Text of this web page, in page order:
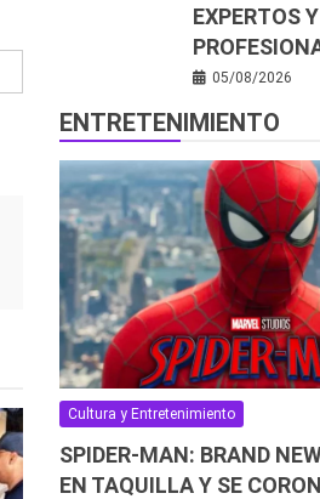
EXPERTOS
05/08/2026
ENTRETENIMIENTO
Cultura y Entretenimiento
SPIDER-MAN: BRAND
EN TAQUILLA Y SE